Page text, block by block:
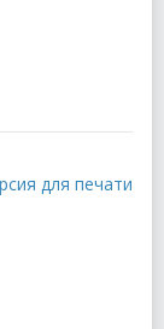
для печати